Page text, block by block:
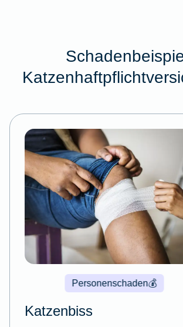
💰
Personenschaden
Katzenbiss